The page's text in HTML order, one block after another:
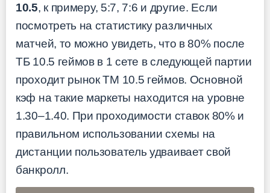
10.5, к примеру, 5:7, 7:6 и другие. Если
посмотреть на статистику различных
матчей, то можно увидеть, что в 80% после
ТБ 10.5 геймов в 1 сете в следующей партии
проходит рынок ТМ 10.5 геймов. Основной
кэф на такие маркеты находится на уровне
1.30–1.40. При проходимости ставок 80% и
правильном использовании схемы на
дистанции пользователь удваивает свой
банкролл.